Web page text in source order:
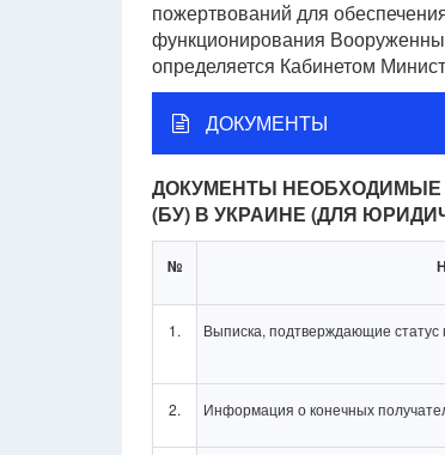
пожертвований для
функционирования
определяется Кабинетом
ДОКУМЕНТЫ
ДОКУМЕНТЫ НЕОБХОДИМЫЕ
(БУ) В УКРАИНЕ (ДЛЯ
№
1. Выписка, подтверждающие статус
2. Информация о конечных